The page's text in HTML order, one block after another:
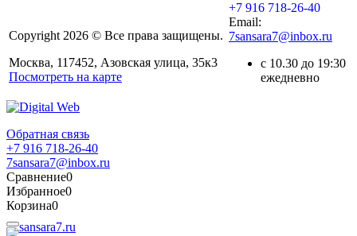
Copyright 2026 © Все права защищены.
Москва, 117452, Азовская улица, 35к3
Посмотреть на карте
+7 916 718-26-40
Email:
7sansara7@inbox.ru
с 10.30 до 19:30
ежедневно
Обратная связь
+7 916 718-26-40
7sansara7@inbox.ru
Сравнение0
Избранное0
Корзина0